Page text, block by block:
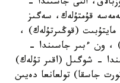
التى جاسىندا -
قۇمتۇلەك، سەگىز
(قوڭىرتۇلەك) ،
، ون ءبىر جاسىندا -
- شوگىل (اقىر تۇلەك)
جاسقا) تولعانعا دەيىن